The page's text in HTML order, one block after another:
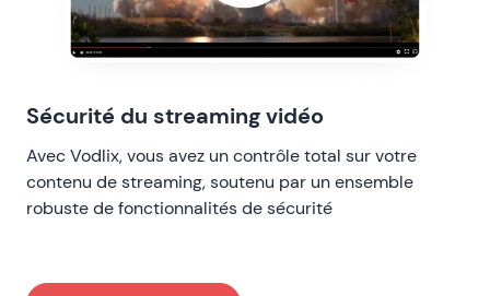
Sécurité du streaming vidéo
Avec Vodlix, vous avez un contrôle total sur votre
contenu de streaming, soutenu par un ensemble
robuste de fonctionnalités de sécurité